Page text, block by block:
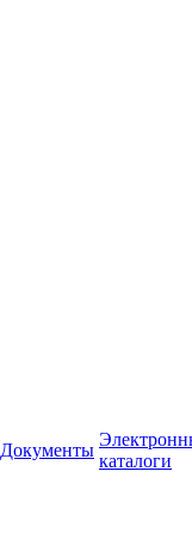
Документы
каталоги